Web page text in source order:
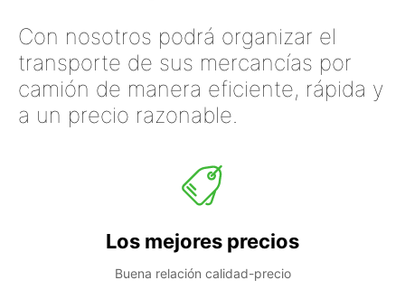
Con nosotros podrá organizar el
transporte de sus mercancías por
camión de manera eficiente, rápida y
a un precio razonable.
Los mejores precios
Buena relación calidad-precio